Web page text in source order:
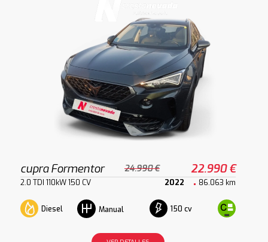
cupra Formentor 24.990 € 22.990 €
2.0 TDI 110kW 150 CV 2022 86.063 km
Diesel Manual 150 cv